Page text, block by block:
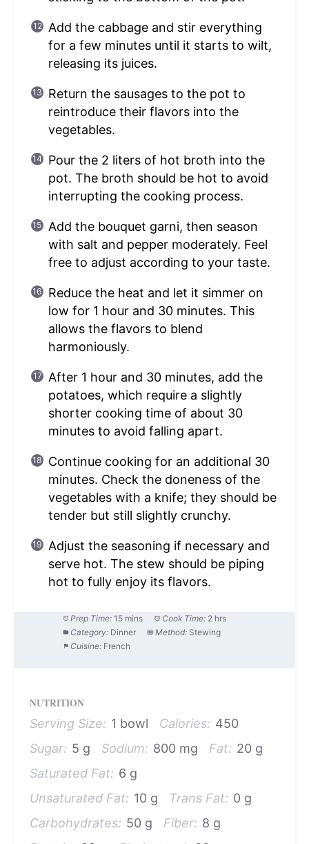
Add the cabbage and stir everything
for a few minutes until it starts to wilt,
releasing its juices.
Return the sausages to the pot to
reintroduce their flavors into the
vegetables.
Pour the 2 liters of hot broth into the
pot. The broth should be hot to avoid
interrupting the cooking process.
Add the bouquet garni, then season
with salt and pepper moderately. Feel
free to adjust according to your taste.
Reduce the heat and let it simmer on
low for 1 hour and 30 minutes. This
allows the flavors to blend
harmoniously.
After 1 hour and 30 minutes, add the
potatoes, which require a slightly
shorter cooking time of about 30
minutes to avoid falling apart.
Continue cooking for an additional 30
minutes. Check the doneness of the
vegetables with a knife; they should be
tender but still slightly crunchy.
Adjust the seasoning if necessary and
serve hot. The stew should be piping
hot to fully enjoy its flavors.
Prep Time: 15 mins Cook Time: 2 hrs
Category: Dinner Method: Stewing
Cuisine: French
NUTRITION
Serving Size: 1 bowl Calories: 450
Sugar: 5 g Sodium: 800 mg Fat: 20 g
Saturated Fat: 6 g
Unsaturated Fat: 10 g Trans Fat: 0 g
Carbohydrates: 50 g Fiber: 8 g